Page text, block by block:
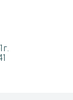
г.